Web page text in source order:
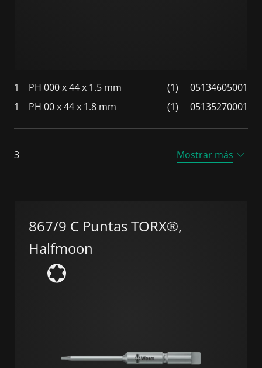
1 PH 000 x 44 x 1.5 mm (1)
05134605001
1
PH 00 x 44 x 1.8 mm (1) 05135270001
3 Mostrar más
867/9 C Puntas TORX®,
Halfmoon